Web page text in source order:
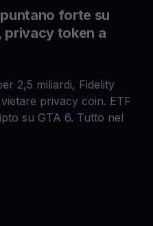
forte su
privacy token a
2,5 miliardi, Fidelity
privacy coin. ETF
su GTA 6. Tutto nel